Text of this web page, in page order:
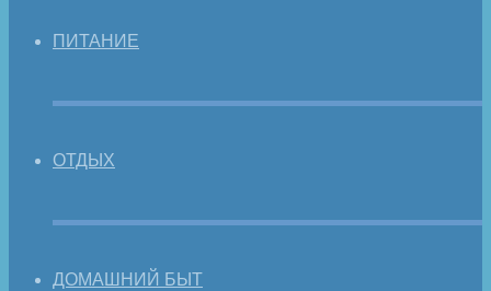
ПИТАНИЕ
ОТДЫХ
ДОМАШНИЙ БЫТ